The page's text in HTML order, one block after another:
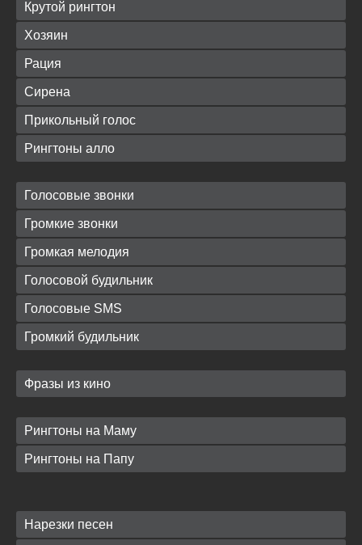
Крутой рингтон
Хозяин
Рация
Сирена
Прикольный голос
Рингтоны алло
Голосовые звонки
Громкие звонки
Громкая мелодия
Голосовой будильник
Голосовые SMS
Громкий будильник
Фразы из кино
Рингтоны на Маму
Рингтоны на Папу
Нарезки песен